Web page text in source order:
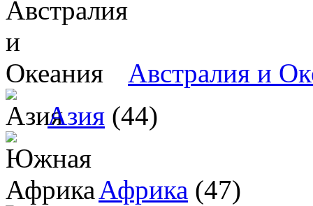
Австралия и
Азия (44)
Африка (47)